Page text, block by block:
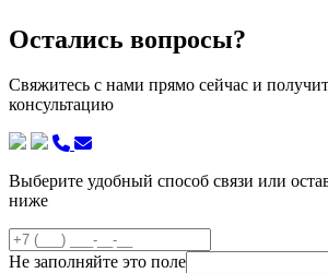
Остались вопросы?
Свяжитесь с нами прямо сейчас и
консультацию
Выберите удобный способ связи или
ниже
Не заполняйте это поле